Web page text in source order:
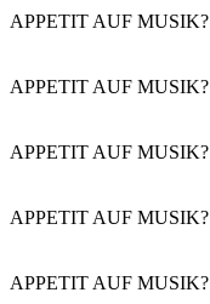
APPETIT AUF MUSIK?
APPETIT AUF MUSIK?
APPETIT AUF MUSIK?
APPETIT AUF MUSIK?
APPETIT AUF MUSIK?